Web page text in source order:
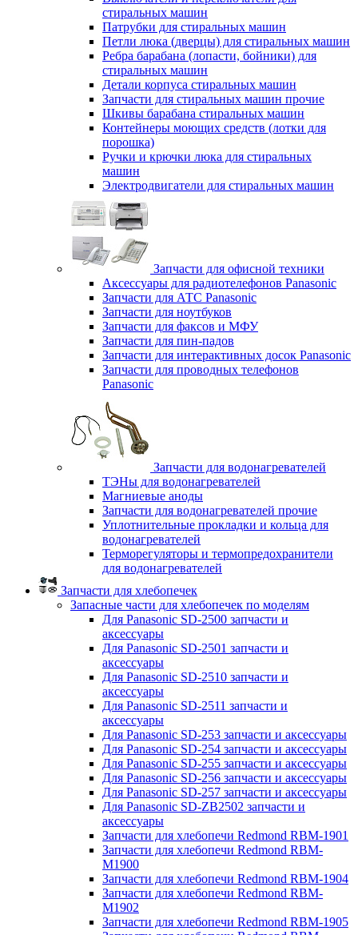
стиральных машин
Патрубки для стиральных машин
Петли люка (дверцы) для стиральных машин
Ребра барабана (лопасти, бойники) для
стиральных машин
Детали корпуса стиральных машин
Запчасти для стиральных машин прочие
Шкивы барабана стиральных машин
Контейнеры моющих средств (лотки для
порошка)
Ручки и крючки люка для стиральных
машин
Электродвигатели для стиральных машин
Запчасти для офисной техники
Аксессуары для радиотелефонов Panasonic
Запчасти для АТС Panasonic
Запчасти для ноутбуков
Запчасти для факсов и МФУ
Запчасти для пин-падов
Запчасти для интерактивных досок Panasonic
Запчасти для проводных телефонов
Panasonic
Запчасти для водонагревателей
ТЭНы для водонагревателей
Магниевые аноды
Запчасти для водонагревателей прочие
Уплотнительные прокладки и кольца для
водонагревателей
Терморегуляторы и термопредохранители
для водонагревателей
Запчасти для хлебопечек
Запасные части для хлебопечек по моделям
Для Panasonic SD-2500 запчасти и
аксессуары
Для Panasonic SD-2501 запчасти и
аксессуары
Для Panasonic SD-2510 запчасти и
аксессуары
Для Panasonic SD-2511 запчасти и
аксессуары
Для Panasonic SD-253 запчасти и аксессуары
Для Panasonic SD-254 запчасти и аксессуары
Для Panasonic SD-255 запчасти и аксессуары
Для Panasonic SD-256 запчасти и аксессуары
Для Panasonic SD-257 запчасти и аксессуары
Для Panasonic SD-ZB2502 запчасти и
аксессуары
Запчасти для хлебопечи Redmond RBM-1901
Запчасти для хлебопечи Redmond RBM-
M1900
Запчасти для хлебопечи Redmond RBM-1904
Запчасти для хлебопечи Redmond RBM-
M1902
Запчасти для хлебопечи Redmond RBM-1905